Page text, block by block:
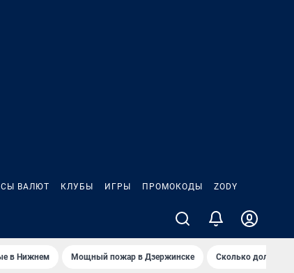
ВАЛЮТ КЛУБЫ ИГРЫ ПРОМОКОДЫ ZODY
в Нижнем Мощный пожар в Дзержинске Сколько должен